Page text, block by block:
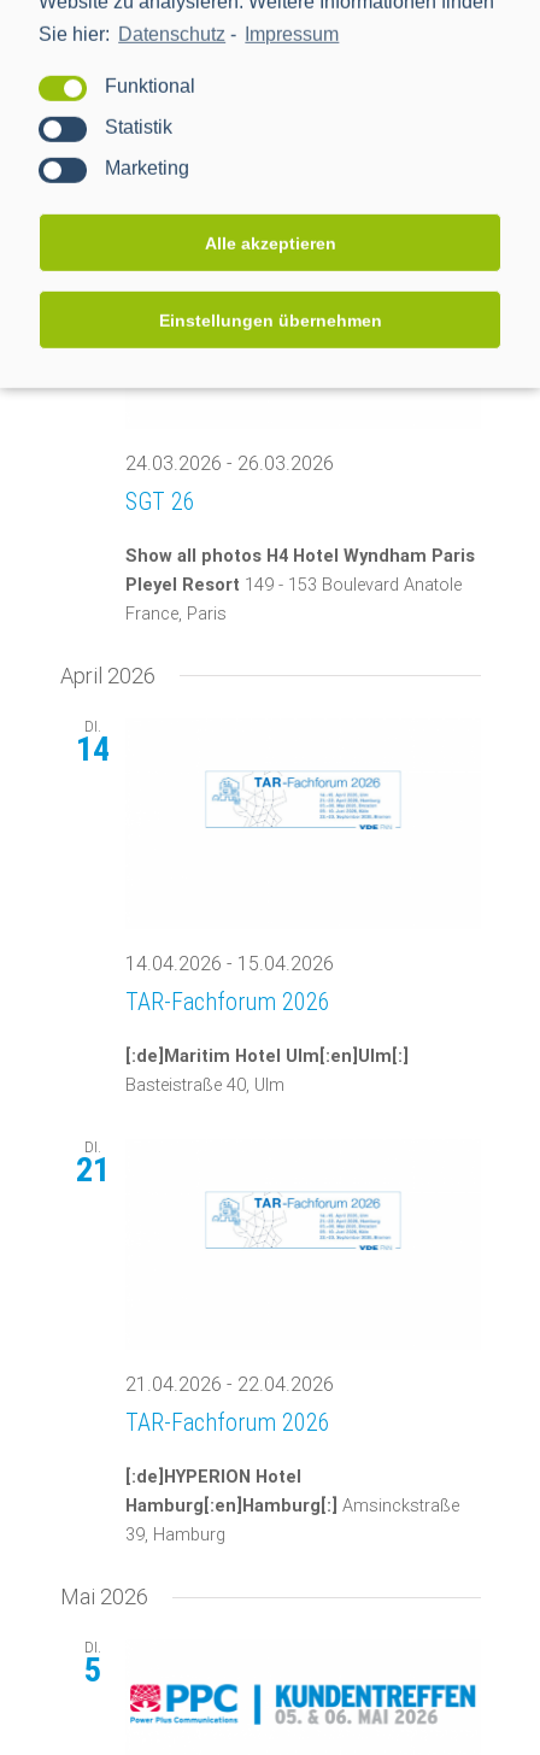
Sie hier: Datenschutz - Impressum
Funktional
Statistik
Marketing
Alle akzeptieren
Einstellungen übernehmen
24.03.2026- 25.03.2026
Schleupen-SMGW-Tagung 2026
Scandic Frankfurt Museumsufer
Leuchner-Stra. 44, Frankfurt am Main
24.03.2026 - 26.03.2026
SGT 26
Show all photos H4 Hotel Wyndham Paris
Pleyel Resort 149 - 153 Boulevard Anatole
France, Paris
April 2026
DI.
14
14.04.2026 - 15.04.2026
TAR-Fachforum 2026
[:de]Maritim Hotel Ulm[:en]Ulm[:]
Basteistraße 40, Ulm
DI.
21
21.04.2026 - 22.04.2026
TAR-Fachforum 2026
[:de]HYPERION Hotel
Hamburg[:en]Hamburg[:] Amsinckstraße
39, Hamburg
Mai 2026
DI.
5